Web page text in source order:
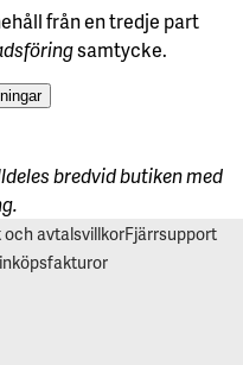
bredvid butiken med
och avtalsvillkorFjärrsupport